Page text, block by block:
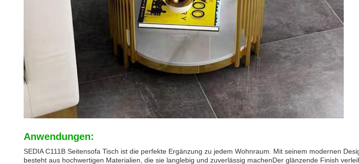
Anwendungen:
SEDIA C111B Seitensofa Tisch ist die perfekte Ergänzung zu jedem Wohnraum. Mit seinem modernen
besteht aus hochwertigen Materialien, die sie langlebig und zuverlässig machenDer glänzende Finish